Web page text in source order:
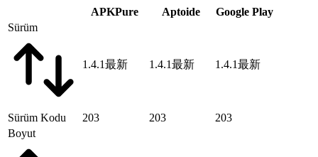
APKPure Aptoide
Google Play
Sürüm
1.4.1最新 1.4.1最新 1.4.1最新
Sürüm Kodu 203 203
203
Boyut